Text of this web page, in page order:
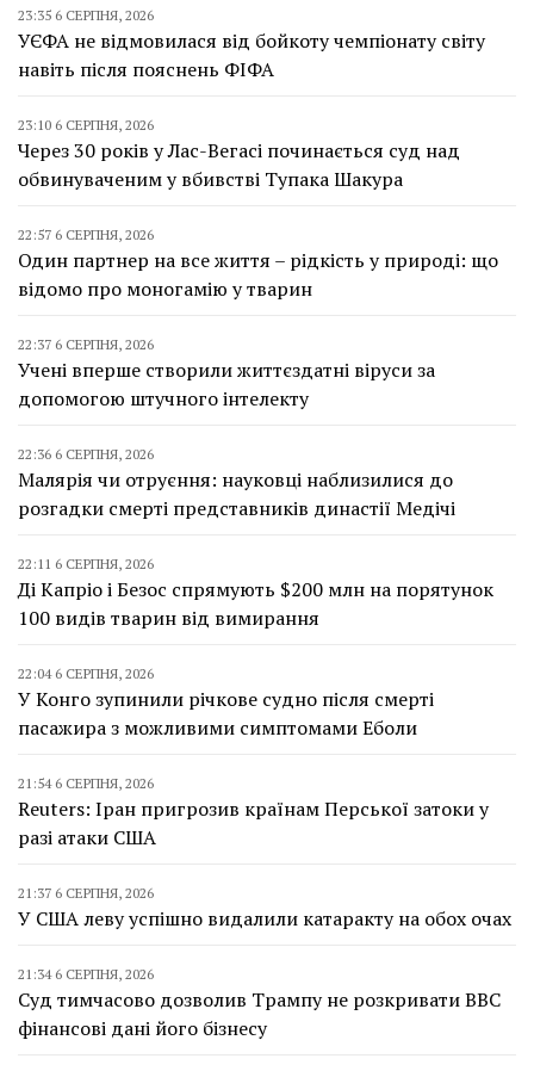
23:35 6 СЕРПНЯ, 2026
УЄФА не відмовилася від бойкоту чемпіонату світу
навіть після пояснень ФІФА
23:10 6 СЕРПНЯ, 2026
Через 30 років у Лас-Вегасі починається суд над
обвинуваченим у вбивстві Тупака Шакура
22:57 6 СЕРПНЯ, 2026
Один партнер на все життя – рідкість у природі: що
відомо про моногамію у тварин
22:37 6 СЕРПНЯ, 2026
Учені вперше створили життєздатні віруси за
допомогою штучного інтелекту
22:36 6 СЕРПНЯ, 2026
Малярія чи отруєння: науковці наблизилися до
розгадки смерті представників династії Медічі
22:11 6 СЕРПНЯ, 2026
Ді Капріо і Безос спрямують $200 млн на порятунок
100 видів тварин від вимирання
22:04 6 СЕРПНЯ, 2026
У Конго зупинили річкове судно після смерті
пасажира з можливими симптомами Еболи
21:54 6 СЕРПНЯ, 2026
Reuters: Іран пригрозив країнам Перської затоки у
разі атаки США
21:37 6 СЕРПНЯ, 2026
У США леву успішно видалили катаракту на обох очах
21:34 6 СЕРПНЯ, 2026
Суд тимчасово дозволив Трампу не розкривати BBC
фінансові дані його бізнесу